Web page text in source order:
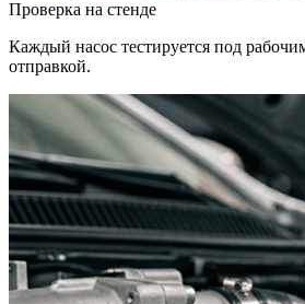
Проверка на стенде
Каждый насос тестируется под
отправкой.